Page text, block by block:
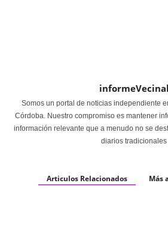
informeVecinal
Somos un portal de noticias independiente
Córdoba. Nuestro compromiso es mantener
información relevante que a menudo no se
diarios tradicionales
Articulos Relacionados Más